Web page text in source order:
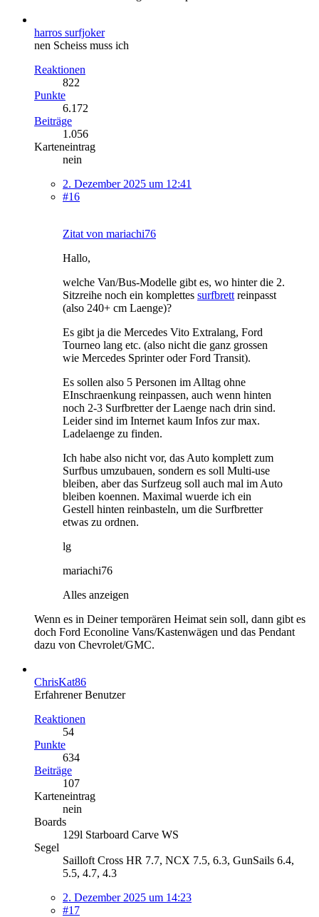
harros surfjoker
nen Scheiss muss ich
Reaktionen
822
Punkte
6.172
Beiträge
1.056
Karteneintrag
nein
2. Dezember 2025 um 12:41
#16
Zitat von mariachi76
Hallo,
welche Van/Bus-Modelle gibt es, wo hinter die 2.
Sitzreihe noch ein komplettes surfbrett reinpasst
(also 240+ cm Laenge)?
Es gibt ja die Mercedes Vito Extralang, Ford
Tourneo lang etc. (also nicht die ganz grossen
wie Mercedes Sprinter oder Ford Transit).
Es sollen also 5 Personen im Alltag ohne
EInschraenkung reinpassen, auch wenn hinten
noch 2-3 Surfbretter der Laenge nach drin sind.
Leider sind im Internet kaum Infos zur max.
Ladelaenge zu finden.
Ich habe also nicht vor, das Auto komplett zum
Surfbus umzubauen, sondern es soll Multi-use
bleiben, aber das Surfzeug soll auch mal im Auto
bleiben koennen. Maximal wuerde ich ein
Gestell hinten reinbasteln, um die Surfbretter
etwas zu ordnen.
lg
mariachi76
Alles anzeigen
Wenn es in Deiner temporären Heimat sein soll, dann gibt es
doch Ford Econoline Vans/Kastenwägen und das Pendant
dazu von Chevrolet/GMC.
ChrisKat86
Erfahrener Benutzer
Reaktionen
54
Punkte
634
Beiträge
107
Karteneintrag
nein
Boards
129l Starboard Carve WS
Segel
Sailloft Cross HR 7.7, NCX 7.5, 6.3, GunSails 6.4,
5.5, 4.7, 4.3
2. Dezember 2025 um 14:23
#17